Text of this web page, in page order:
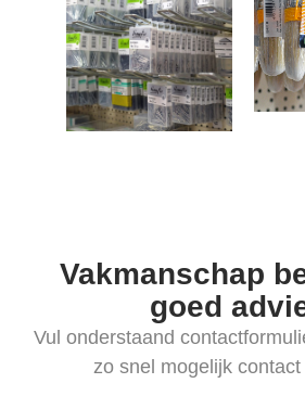
Vakmanschap
goed
Vul onderstaand
zo snel mogelijk